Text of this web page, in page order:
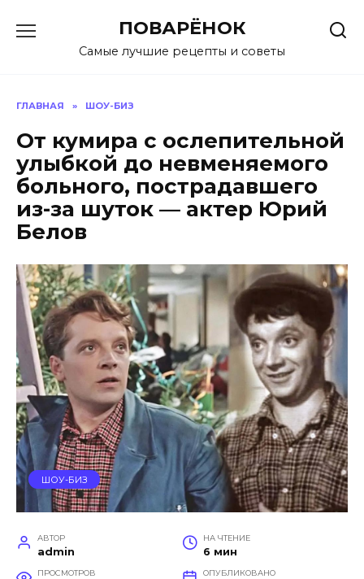
содержанию
ПОВАРЁНОК
Самые лучшие рецепты и советы
ГЛАВНАЯ » ШОУ-БИЗ
От кумира с ослепительной
улыбкой до невменяемого
больного, пострадавшего
из-за шуток — актер Юрий
Белов
ШОУ-БИЗ
АВТОР
admin
НА ЧТЕНИЕ
6 мин
ПРОСМОТРОВ ОПУБЛИКОВАНО